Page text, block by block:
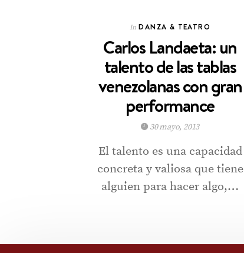
In DANZA & TEATRO
Carlos Landaeta: un
talento de las tablas
venezolanas con gran
performance
30 mayo, 2013
El talento es una capacidad
concreta y valiosa que tiene
alguien para hacer algo,…